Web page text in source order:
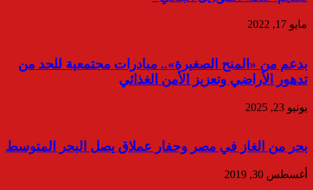
مايو 17, 2022
بدعم من «المنح الصغيرة».. مبادرات مجتمعية للحد من
تدهور الأراضي وتعزيز الأمن الغذائي
يونيو 23, 2025
بحر من الغاز في مصر وحفار عملاق يصل البحر المتوسط
أغسطس 30, 2019